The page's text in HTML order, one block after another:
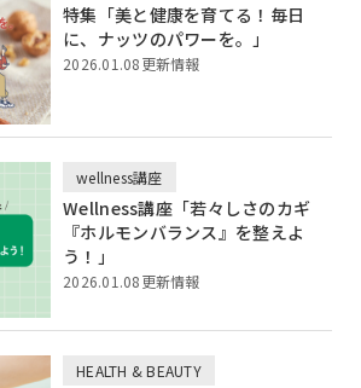
特集「美と健康を育てる！毎日
に、ナッツのパワーを。」
2026.01.08更新情報
wellness講座
Wellness講座「若々しさのカギ
『ホルモンバランス』を整えよ
う！」
2026.01.08更新情報
HEALTH & BEAUTY